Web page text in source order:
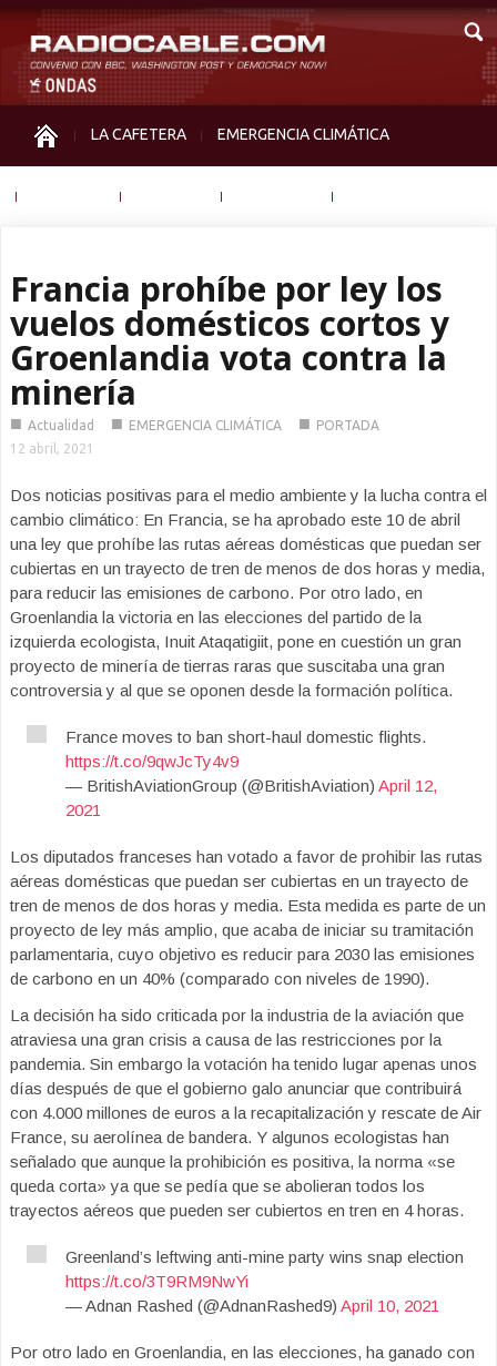
LA CAFETERA EMERGENCIA CLIMÁTICA
Francia prohíbe por ley los
vuelos domésticos cortos y
Groenlandia vota contra la
minería
■ Actualidad ■ EMERGENCIA CLIMÁTICA ■ PORTADA
12 abril, 2021
Dos noticias positivas para el medio ambiente y la lucha contra el
cambio climático: En Francia, se ha aprobado este 10 de abril
una ley que prohíbe las rutas aéreas domésticas que puedan ser
cubiertas en un trayecto de tren de menos de dos horas y media,
para reducir las emisiones de carbono. Por otro lado, en
Groenlandia la victoria en las elecciones del partido de la
izquierda ecologista, Inuit Ataqatigiit, pone en cuestión un gran
proyecto de minería de tierras raras que suscitaba una gran
controversia y al que se oponen desde la formación política.
France moves to ban short-haul domestic flights.
https://t.co/9qwJcTy4v9
— BritishAviationGroup (@BritishAviation) April 12,
2021
Los diputados franceses han votado a favor de prohibir las rutas
aéreas domésticas que puedan ser cubiertas en un trayecto de
tren de menos de dos horas y media. Esta medida es parte de un
proyecto de ley más amplio, que acaba de iniciar su tramitación
parlamentaria, cuyo objetivo es reducir para 2030 las emisiones
de carbono en un 40% (comparado con niveles de 1990).
La decisión ha sido criticada por la industria de la aviación que
atraviesa una gran crisis a causa de las restricciones por la
pandemia. Sin embargo la votación ha tenido lugar apenas unos
días después de que el gobierno galo anunciar que contribuirá
con 4.000 millones de euros a la recapitalización y rescate de Air
France, su aerolínea de bandera. Y algunos ecologistas han
señalado que aunque la prohibición es positiva, la norma «se
queda corta» ya que se pedía que se abolieran todos los
trayectos aéreos que pueden ser cubiertos en tren en 4 horas.
Greenland’s leftwing anti-mine party wins snap election
https://t.co/3T9RM9NwYi
— Adnan Rashed (@AdnanRashed9) April 10, 2021
Por otro lado en Groenlandia, en las elecciones, ha ganado con